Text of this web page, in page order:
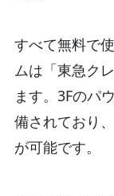
すべて無料で
ムは「東急ク
ます。3Fのパ
備されており
が可能です。